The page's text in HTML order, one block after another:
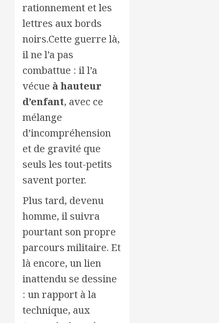
rationnement et les
lettres aux bords
noirs.Cette guerre là,
il ne l’a pas
combattue : il l’a
vécue à hauteur
d’enfant, avec ce
mélange
d’incompréhension
et de gravité que
seuls les tout-petits
savent porter.
Plus tard, devenu
homme, il suivra
pourtant son propre
parcours militaire. Et
là encore, un lien
inattendu se dessine
: un rapport à la
technique, aux